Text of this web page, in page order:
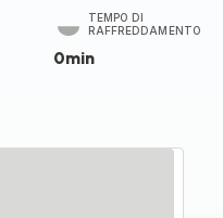
TEMPO DI
RAFFREDDAMENTO
0min